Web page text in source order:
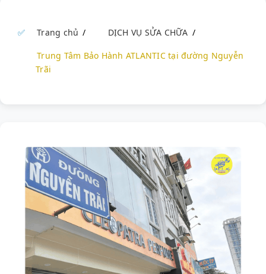
Trang chủ DỊCH VỤ SỬA CHỮA
Trung Tâm Bảo Hành ATLANTIC tại đường Nguyễn
Trãi